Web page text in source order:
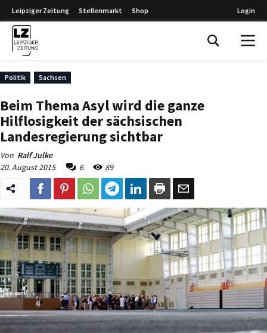
Leipziger Zeitung Stellenmarkt Shop Login
Politik Sachsen
Beim Thema Asyl wird die ganze
Hilflosigkeit der sächsischen
Landesregierung sichtbar
Von Ralf Julke
20. August 2015
6 89